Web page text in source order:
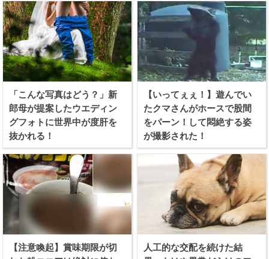
「こんな写真はどう？」新
郎母が提案したウエディン
グフォトに世界中が度肝を
抜かれる！
【いってぇぇ！】遊んでい
たクマさんがホースで股間
をパーン！して悶絶する姿
が撮影された！
【注意喚起】賞味期限が切
人工的な交配を続けた結